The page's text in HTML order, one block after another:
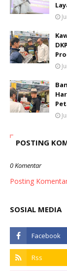
POSTING
0 Komentar
Posting
SOSIAL MEDIA